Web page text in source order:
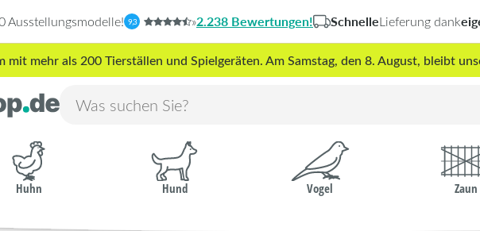
Ausstellungsmodelle! 9,3 »2.238 Bewertungen! SchnelleLieferung dank
mit mehr als 200 Tierställen und Spielgeräten. Am Samstag, den 8. August, bleibt
Huhn Hund Vogel Zaun